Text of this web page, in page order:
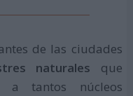
de las ciudades
naturales que
a tantos núcleos